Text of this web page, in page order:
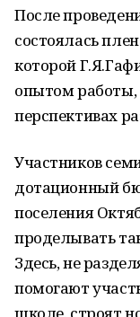
После
состоялась
которой
опытом работы,
перспективах
Участников
дотационный
поселения
проделывать
Здесь, не
помогают